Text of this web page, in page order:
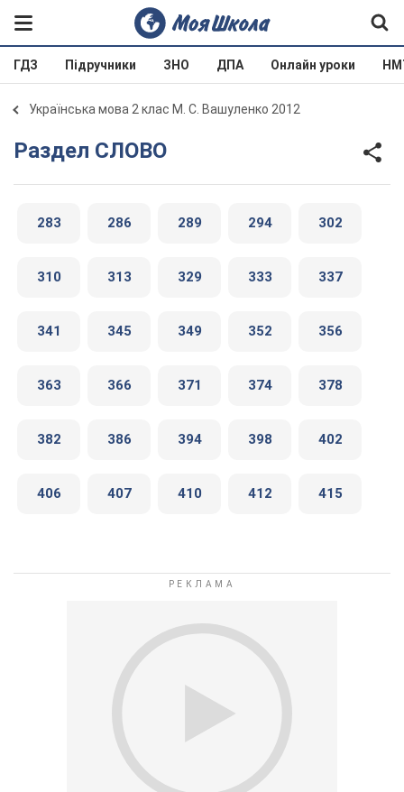
ГДЗ Підручники ЗНО ДПА Онлайн уроки
Українська мова 2 клас М. С. Вашуленко 2012
Раздел СЛОВО
283 286 289 294 302
310 313 329 333 337
341 345 349 352 356
363 366 371 374 378
382 386 394 398 402
406 407 410 412 415